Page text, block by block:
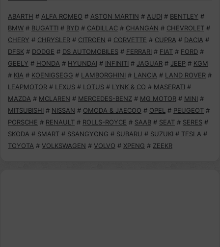
ABARTH # ALFA ROMEO # ASTON MARTIN # AUDI # BENTLEY #
BMW # BUGATTI # BYD # CADILLAC # CHANGAN # CHEVROLET #
CHERY # CHRYSLER # CITROEN # CORVETTE # CUPRA # DACIA #
DFSK # DODGE # DS AUTOMOBILES # FERRARI # FIAT # FORD #
GEELY # HONDA # HYUNDAI # INFINITI # JAGUAR # JEEP # KGM
# KIA # KOENIGSEGG # LAMBORGHINI # LANCIA # LAND ROVER #
LEAPMOTOR # LEXUS # LOTUS # LYNK & CO # MASERATI #
MAZDA # MCLAREN # MERCEDES-BENZ # MG MOTOR # MINI #
MITSUBISHI # NISSAN # OMODA & JAECOO # OPEL # PEUGEOT #
PORSCHE # RENAULT # ROLLS-ROYCE # SAAB # SEAT # SERES #
SKODA # SMART # SSANGYONG # SUBARU # SUZUKI # TESLA #
TOYOTA # VOLKSWAGEN # VOLVO # XPENG # ZEEKR